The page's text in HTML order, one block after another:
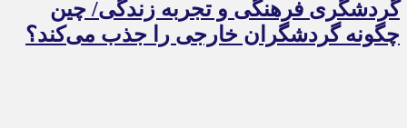
گردشگری فرهنگی و تجربه زندگی/ چین
چگونه گردشگران خارجی را جذب می‌کند؟